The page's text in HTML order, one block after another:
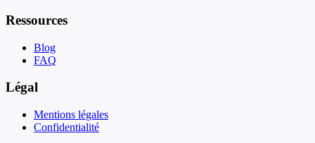
Ressources
Blog
FAQ
Légal
Mentions légales
Confidentialité